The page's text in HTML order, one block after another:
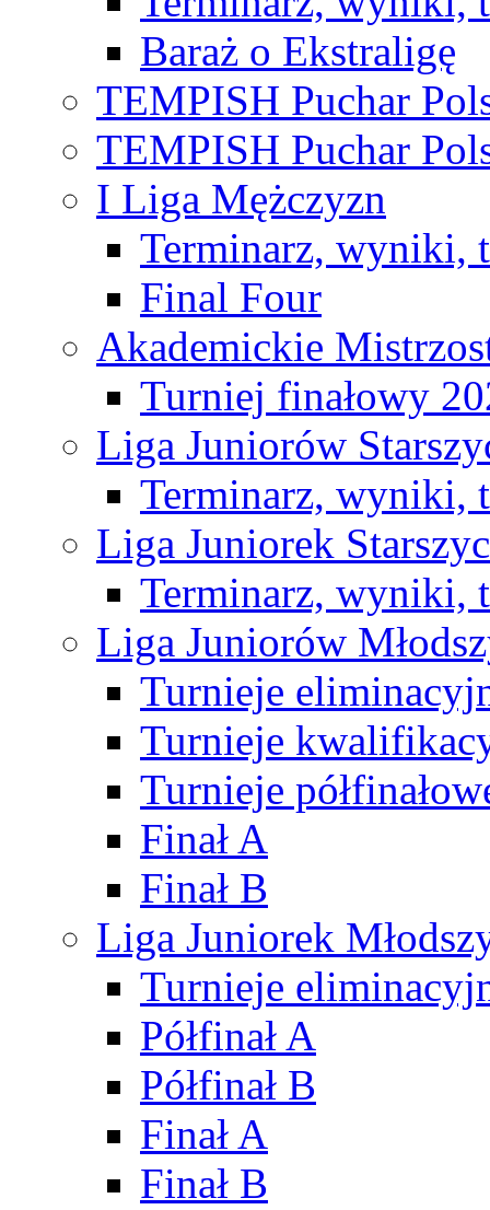
Baraż o Ekstraligę
TEMPISH Puchar
TEMPISH Puchar
I Liga Mężczyzn
Terminarz, wyniki,
Final Four
Akademickie
Turniej finałowy
Liga Juniorów
Terminarz, wyniki,
Liga Juniorek
Terminarz, wyniki,
Liga Juniorów
Turnieje
Turnieje
Turnieje
Finał A
Finał B
Liga Juniorek
Turnieje
Półfinał A
Półfinał B
Finał A
Finał B